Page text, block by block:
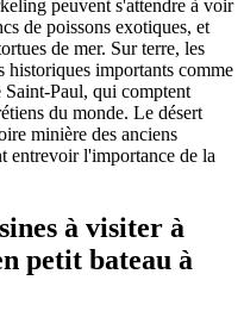
peuvent s'attendre à voir
de poissons exotiques, et
de mer. Sur terre, les
historiques importants comme
Saint-Paul, qui comptent
du monde. Le désert
minière des anciens
entrevoir l'importance de la
à visiter à
petit bateau à